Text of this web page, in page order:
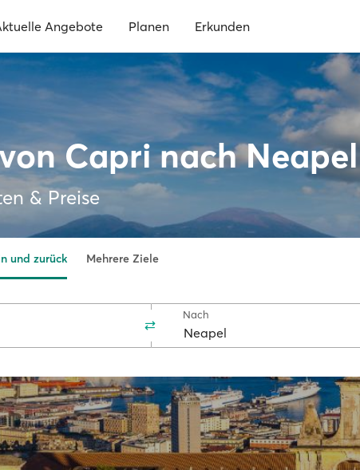
Angebote Planen Erkunden
Capri nach Neapel
& Preise
und zurück Mehrere Ziele
Nach